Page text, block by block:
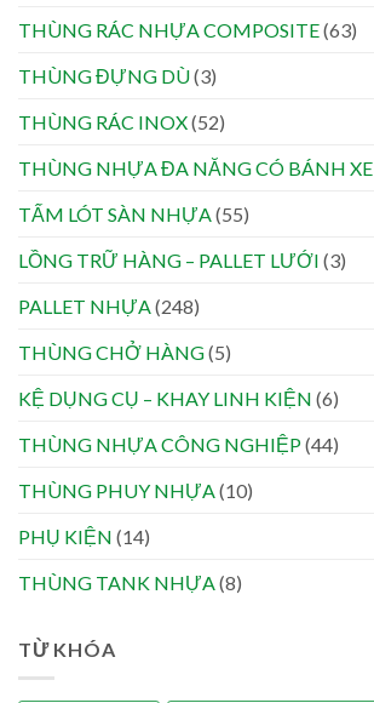
THÙNG RÁC NHỰA COMPOSITE(63)
THÙNG ĐỰNG DÙ(3)
THÙNG RÁC INOX(52)
THÙNG NHỰA ĐA NĂNG CÓ BÁNH XE
TẤM LÓT SÀN NHỰA (55)
LỒNG TRỮ HÀNG – PALLET LƯỚI (3)
PALLET NHỰA (248)
THÙNG CHỞ HÀNG(5)
KỆ DỤNG CỤ – KHAY LINH KIỆN (6)
THÙNG NHỰA CÔNG NGHIỆP(44)
THÙNG PHUY NHỰA (10)
PHỤ KIỆN (14)
THÙNG TANK NHỰA (8)
TỪ KHÓA